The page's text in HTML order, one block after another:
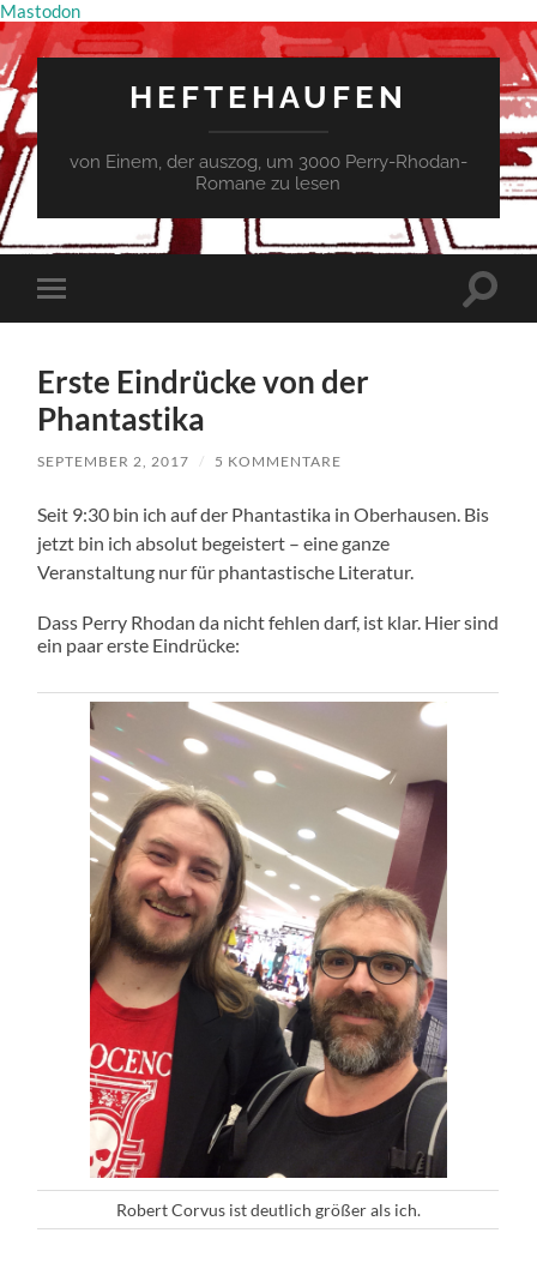
Mastodon
HEFTEHAUFEN
von Einem, der auszog, um 3000 Perry-Rhodan-
Romane zu lesen
Mobile-
Menü
Erste Eindrücke von der
Phantastika
SEPTEMBER 2, 2017 / 5 KOMMENTARE
Seit 9:30 bin ich auf der Phantastika in Oberhausen. Bis
jetzt bin ich absolut begeistert – eine ganze
Veranstaltung nur für phantastische Literatur.
Dass Perry Rhodan da nicht fehlen darf, ist klar. Hier sind
ein paar erste Eindrücke:
Robert Corvus ist deutlich größer als ich.